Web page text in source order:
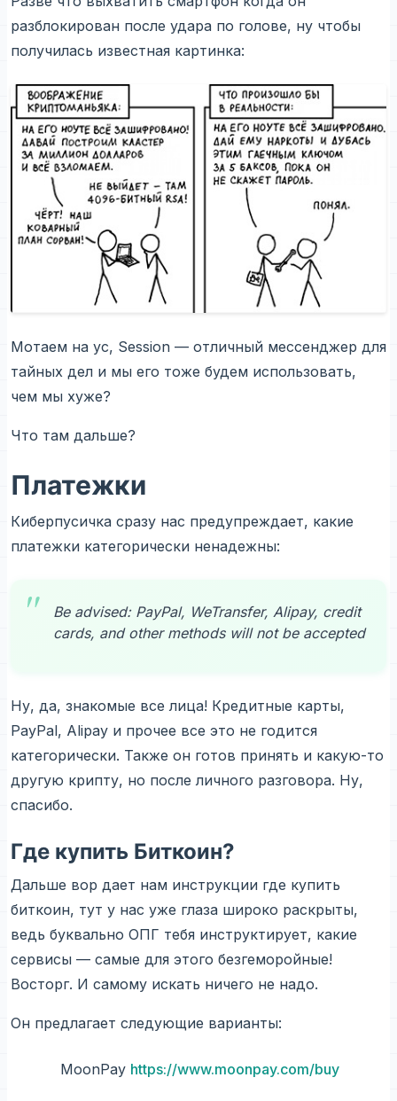
разблокирован после удара по голове, ну чтобы
получилась известная картинка:
Мотаем на ус, Session — отличный мессенджер для
тайных дел и мы его тоже будем использовать,
чем мы хуже?
Что там дальше?
Платежки
Киберпусичка сразу нас предупреждает, какие
платежки категорически ненадежны:
Be advised: PayPal, WeTransfer, Alipay, credit
cards, and other methods will not be accepted
Ну, да, знакомые все лица! Кредитные карты,
PayPal, Alipay и прочее все это не годится
категорически. Также он готов принять и какую-то
другую крипту, но после личного разговора. Ну,
спасибо.
Где купить Биткоин?
Дальше вор дает нам инструкции где купить
биткоин, тут у нас уже глаза широко раскрыты,
ведь буквально ОПГ тебя инструктирует, какие
сервисы — самые для этого безгеморойные!
Восторг. И самому искать ничего не надо.
Он предлагает следующие варианты:
MoonPay https://www.moonpay.com/buy